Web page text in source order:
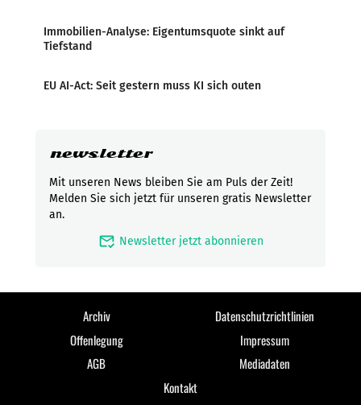
Immobilien-Analyse: Eigentumsquote sinkt auf
Tiefstand
EU AI-Act: Seit gestern muss KI sich outen
newsletter
Mit unseren News bleiben Sie am Puls der Zeit!
Melden Sie sich jetzt für unseren gratis Newsletter
an.
mark_email_read Newsletter jetzt abonnieren
Archiv
Datenschutzrichtlinien
Offenlegung
Impressum
AGB
Mediadaten
Kontakt